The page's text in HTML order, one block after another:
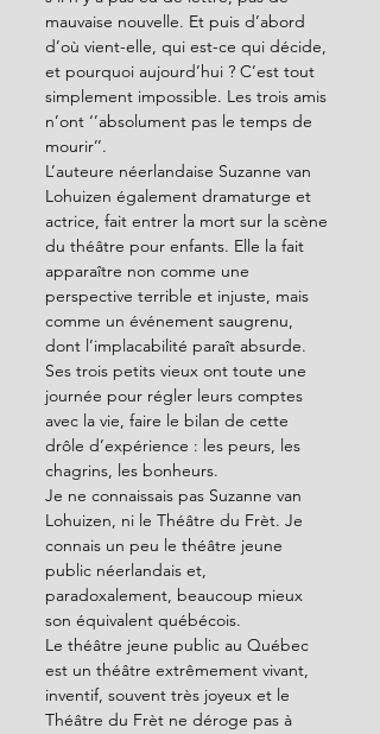
mauvaise nouvelle. Et puis d’abord
d’où vient-elle, qui est-ce qui décide,
et pourquoi aujourd’hui ? C’est tout
simplement impossible. Les trois amis
n’ont ‘’absolument pas le temps de
mourir’’.
L’auteure néerlandaise Suzanne van
Lohuizen également dramaturge et
actrice, fait entrer la mort sur la scène
du théâtre pour enfants. Elle la fait
apparaître non comme une
perspective terrible et injuste, mais
comme un événement saugrenu,
dont l’implacabilité paraît absurde.
Ses trois petits vieux ont toute une
journée pour régler leurs comptes
avec la vie, faire le bilan de cette
drôle d’expérience : les peurs, les
chagrins, les bonheurs.
Je ne connaissais pas Suzanne van
Lohuizen, ni le Théâtre du Frèt. Je
connais un peu le théâtre jeune
public néerlandais et,
paradoxalement, beaucoup mieux
son équivalent québécois.
Le théâtre jeune public au Québec
est un théâtre extrêmement vivant,
inventif, souvent très joyeux et le
Théâtre du Frèt ne déroge pas à